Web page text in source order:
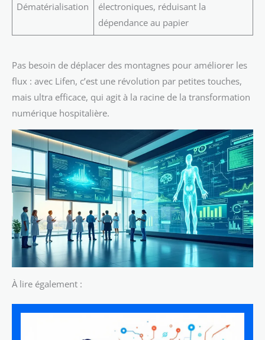
Dématérialisation
électroniques, réduisant la
dépendance au papier
Pas besoin de déplacer des montagnes pour améliorer les
flux : avec Lifen, c’est une révolution par petites touches,
mais ultra efficace, qui agit à la racine de la transformation
numérique hospitalière.
À lire également :